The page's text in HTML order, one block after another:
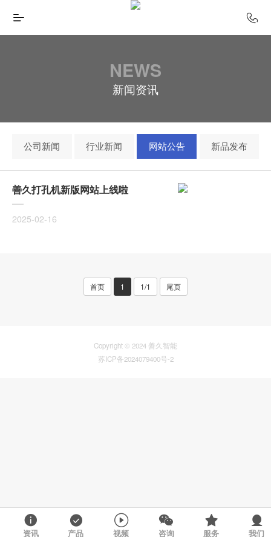
NEWS
新闻资讯
公司新闻 行业新闻 网站公告 新品发布
善久打孔机新版网站上线啦
2025-02-16
首页 1 1/1 尾页
Copyright © 2024 善久智能
苏ICP备2024079400号-2
资讯 产品 视频 咨询 服务 我们